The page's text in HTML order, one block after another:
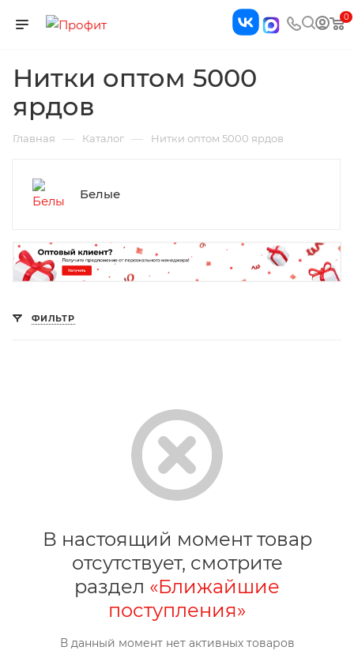
0
Нитки оптом 5000
ярдов
Главная — Каталог — Нитки оптом 5000 ярдов
Белые
ФИЛЬТР
В настоящий момент товар
отсутствует, смотрите
раздел «Ближайшие
поступления»
В данный момент нет активных товаров